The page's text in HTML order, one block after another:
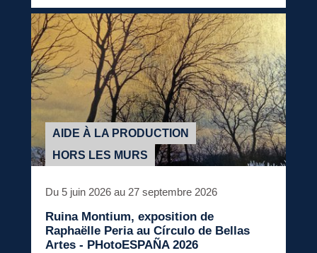
AIDE À LA PRODUCTION
HORS LES MURS
Du 5 juin 2026 au 27 septembre 2026
Ruina Montium, exposition de
Raphaëlle Peria au Círculo de Bellas
Artes - PHotoESPAÑA 2026